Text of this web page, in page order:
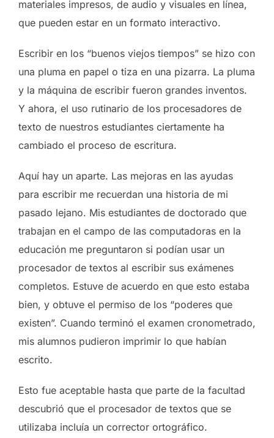
materiales impresos, de audio y visuales en línea,
que pueden estar en un formato interactivo.
Escribir en los “buenos viejos tiempos” se hizo con
una pluma en papel o tiza en una pizarra. La pluma
y la máquina de escribir fueron grandes inventos.
Y ahora, el uso rutinario de los procesadores de
texto de nuestros estudiantes ciertamente ha
cambiado el proceso de escritura.
Aquí hay un aparte. Las mejoras en las ayudas
para escribir me recuerdan una historia de mi
pasado lejano. Mis estudiantes de doctorado que
trabajan en el campo de las computadoras en la
educación me preguntaron si podían usar un
procesador de textos al escribir sus exámenes
completos. Estuve de acuerdo en que esto estaba
bien, y obtuve el permiso de los “poderes que
existen”. Cuando terminó el examen cronometrado,
mis alumnos pudieron imprimir lo que habían
escrito.
Esto fue aceptable hasta que parte de la facultad
descubrió que el procesador de textos que se
utilizaba incluía un corrector ortográfico.